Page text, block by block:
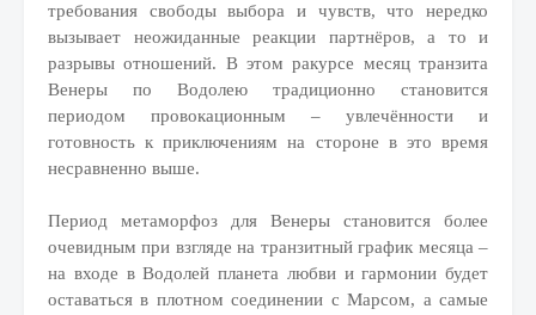
требования свободы выбора и чувств, что нередко
вызывает неожиданные реакции партнёров, а то и
разрывы отношений. В этом ракурсе месяц транзита
Венеры по Водолею традиционно становится
периодом провокационным – увлечённости и
готовность к приключениям на стороне в это время
несравненно выше.
Период метаморфоз для Венеры становится более
очевидным при взгляде на транзитный график месяца –
на входе в Водолей планета любви и гармонии будет
оставаться в плотном соединении с Марсом, а самые